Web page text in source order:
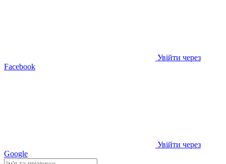
Увійти через
Facebook
Увійти через
Google